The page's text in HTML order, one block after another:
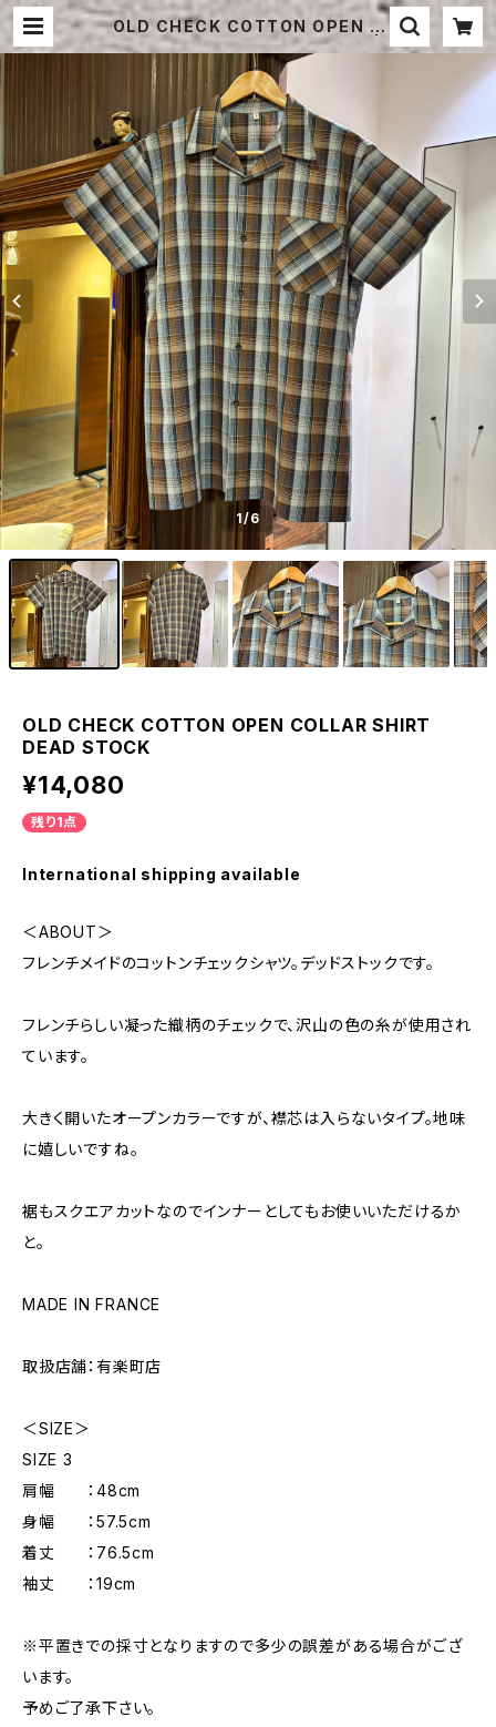
OLD CHECK COTTON OPEN C
OLLAR SHIRT DEAD STOCK |
STRAYSHEEP ONLINE
1/6
OLD CHECK COTTON OPEN COLLAR SHIRT
DEAD STOCK
¥14,080
残り1点
International shipping available
＜ABOUT＞
フレンチメイドのコットンチェックシャツ。デッドストックです。
フレンチらしい凝った織柄のチェックで、沢山の色の糸が使用され
ています。
大きく開いたオープンカラーですが、襟芯は入らないタイプ。地味
に嬉しいですね。
裾もスクエアカットなのでインナーとしてもお使いいただけるか
と。
MADE IN FRANCE
取扱店舗：有楽町店
＜SIZE＞
SIZE 3
肩幅 ：48cm
身幅 ：57.5cm
着丈 ：76.5cm
袖丈 ：19cm
※平置きでの採寸となりますので多少の誤差がある場合がござ
います。
予めご了承下さい。